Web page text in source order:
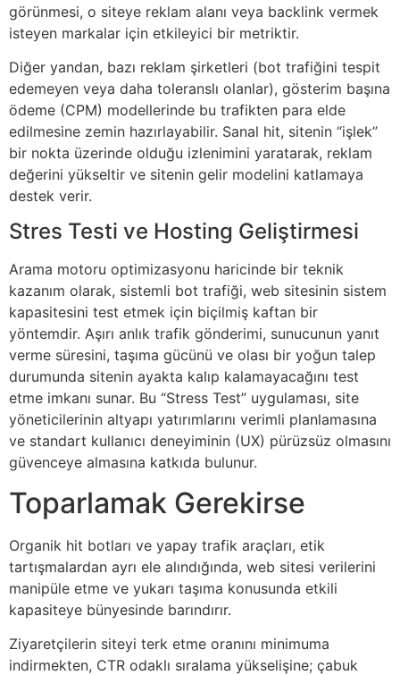
görünmesi, o siteye reklam alanı veya backlink vermek
isteyen markalar için etkileyici bir metriktir.
Diğer yandan, bazı reklam şirketleri (bot trafiğini tespit
edemeyen veya daha toleranslı olanlar), gösterim başına
ödeme (CPM) modellerinde bu trafikten para elde
edilmesine zemin hazırlayabilir. Sanal hit, sitenin “işlek”
bir nokta üzerinde olduğu izlenimini yaratarak, reklam
değerini yükseltir ve sitenin gelir modelini katlamaya
destek verir.
Stres Testi ve Hosting Geliştirmesi
Arama motoru optimizasyonu haricinde bir teknik
kazanım olarak, sistemli bot trafiği, web sitesinin sistem
kapasitesini test etmek için biçilmiş kaftan bir
yöntemdir. Aşırı anlık trafik gönderimi, sunucunun yanıt
verme süresini, taşıma gücünü ve olası bir yoğun talep
durumunda sitenin ayakta kalıp kalamayacağını test
etme imkanı sunar. Bu “Stress Test” uygulaması, site
yöneticilerinin altyapı yatırımlarını verimli planlamasına
ve standart kullanıcı deneyiminin (UX) pürüzsüz olmasını
güvenceye almasına katkıda bulunur.
Toparlamak Gerekirse
Organik hit botları ve yapay trafik araçları, etik
tartışmalardan ayrı ele alındığında, web sitesi verilerini
manipüle etme ve yukarı taşıma konusunda etkili
kapasiteye bünyesinde barındırır.
Ziyaretçilerin siteyi terk etme oranını minimuma
indirmekten, CTR odaklı sıralama yükselişine; çabuk